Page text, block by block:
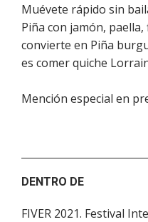
Muévete rápido sin
Piña con jamón,
convierte en Piña
es comer quiche
Mención especial en
DENTRO DE
FIVER 2021. Festival